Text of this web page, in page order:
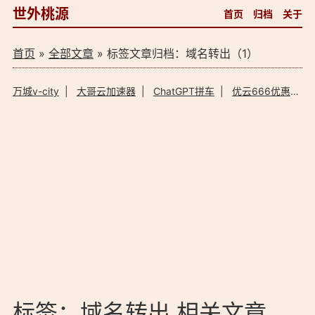
世外桃源 首页 归档 关于
首页 » 全部文章» 标签文章归档：域名转出（1）
万城v-city| 大哥云加速器| ChatGPT拼车| 优云666优惠码